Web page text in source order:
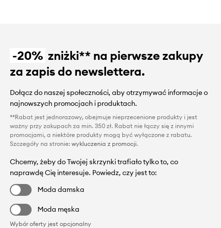
-20% zniżki** na pierwsze zakupy
za zapis do newslettera.
Dołącz do naszej społeczności, aby otrzymywać informacje o
najnowszych promocjach i produktach.
**Rabat jest jednorazowy, obejmuje nieprzecenione produkty i jest
ważny przy zakupach za min. 350 zł. Rabat nie łączy się z innymi
promocjami, a niektóre produkty mogą być wyłączone z rabatu.
Szczegóły na stronie: wykluczenia z promocji.
Chcemy, żeby do Twojej skrzynki trafiało tylko to, co
naprawdę Cię interesuje. Powiedz, czy jest to:
Moda damska
Moda męska
Wybór oferty jest opcjonalny